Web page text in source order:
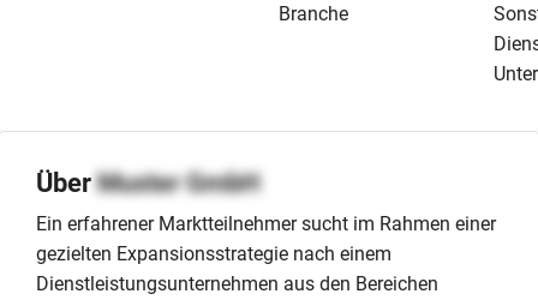
Branche
ÜberMuster GmbH
Ein erfahrener Marktteilnehmer sucht im Rahmen einer
gezielten Expansionsstrategie nach einem
Dienstleistungsunternehmen aus den Bereichen